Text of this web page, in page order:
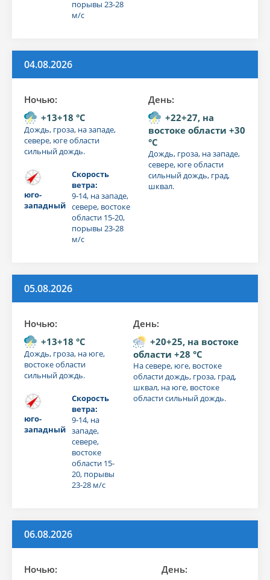
порывы 23-28
м/с
04.08.2026
Ночью:
+13+18 °C
Дождь, гроза, на западе,
севере, юге области
сильный дождь.
юго-
западный
Скорость
ветра:
9-14, на западе,
севере, востоке
области 15-20,
порывы 23-28
м/с
День:
+22+27, на
востоке области +30
°C
Дождь, гроза, на западе,
севере, юге области
сильный дождь, град,
шквал.
05.08.2026
Ночью:
+13+18 °C
Дождь, гроза, на юге,
востоке области
сильный дождь.
юго-
западный
Скорость
ветра:
9-14, на
западе,
севере,
востоке
области 15-
20, порывы
23-28 м/с
День:
+20+25, на востоке
области +28 °C
На севере, юге, востоке
области дождь, гроза, град,
шквал, на юге, востоке
области сильный дождь.
06.08.2026
Ночью:
День: